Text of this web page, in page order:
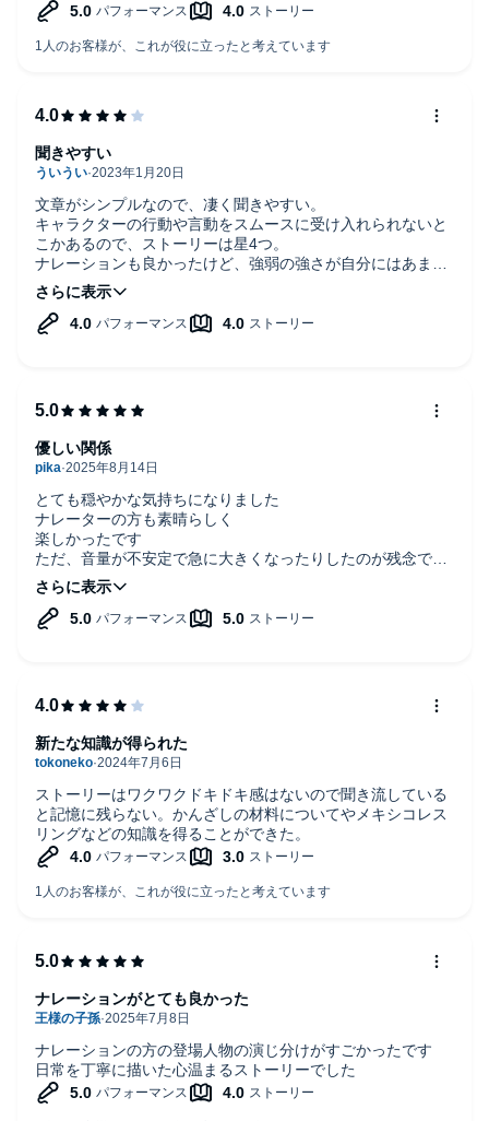
文章がシンプルなので、凄く聞きやすい。
キャラクターの行動や言動をスムースに受け入れられないと
こかあるので、ストーリーは星4つ。
ナレーションも良かったけど、強弱の強さが自分にはあまり
あわなかった。
でも、とにかく文章かシンプルで分かりやすいし、BL感漂う
雰囲気も好きなので、楽しんで聞けました。
聞きやすい
とても穏やかな気持ちになりました
ナレーターの方も素晴らしく
楽しかったです
ただ、音量が不安定で急に大きくなったりしたのが残念でし
た。
優しい関係
ストーリーはワクワクドキドキ感はないので聞き流している
と記憶に残らない。かんざしの材料についてやメキシコレス
リングなどの知識を得ることができた。
新たな知識が得られた
ナレーションの方の登場人物の演じ分けがすごかったです
日常を丁寧に描いた心温まるストーリーでした
ナレーションがとても良かった